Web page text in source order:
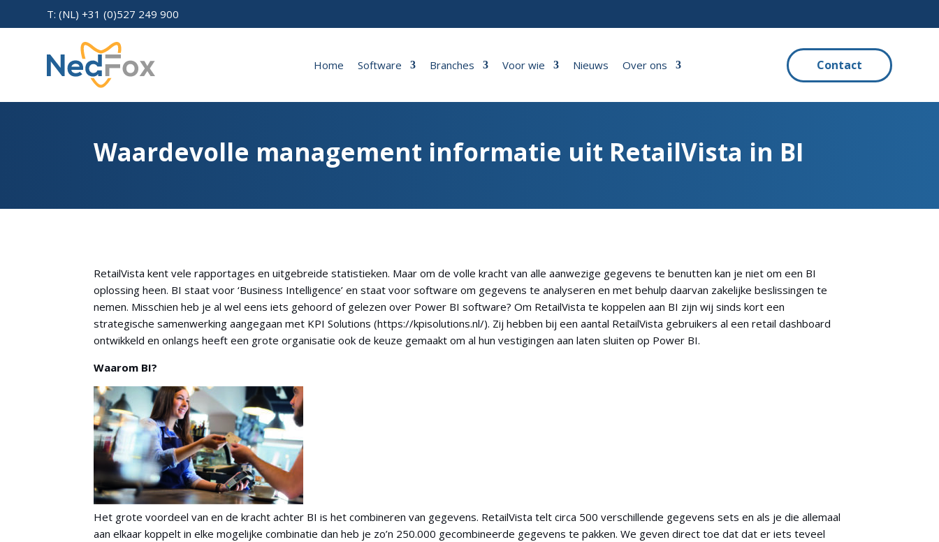
T: (NL) +31 (0)527 249 900
Home Software Branches Voor wie Nieuws Over ons Contact
Waardevolle management informatie uit RetailVista in BI
RetailVista kent vele rapportages en uitgebreide statistieken. Maar om de volle kracht van alle aanwezige gegevens te benutten kan je niet om een BI
oplossing heen. BI staat voor ‘Business Intelligence’ en staat voor software om gegevens te analyseren en met behulp daarvan zakelijke beslissingen te
nemen. Misschien heb je al wel eens iets gehoord of gelezen over Power BI software? Om RetailVista te koppelen aan BI zijn wij sinds kort een
strategische samenwerking aangegaan met KPI Solutions (https://kpisolutions.nl/). Zij hebben bij een aantal RetailVista gebruikers al een retail dashboard
ontwikkeld en onlangs heeft een grote organisatie ook de keuze gemaakt om al hun vestigingen aan laten sluiten op Power BI.
Waarom BI?
Het grote voordeel van en de kracht achter BI is het combineren van gegevens. RetailVista telt circa 500 verschillende gegevens sets en als je die allemaal
aan elkaar koppelt in elke mogelijke combinatie dan heb je zo’n 250.000 gecombineerde gegevens te pakken. We geven direct toe dat dat er iets teveel